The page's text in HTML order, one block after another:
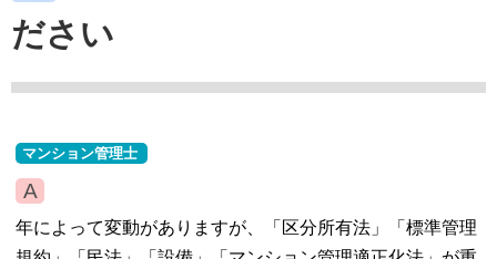
ださい
マンション管理士
年によって変動がありますが、「区分所有法」「標準管理